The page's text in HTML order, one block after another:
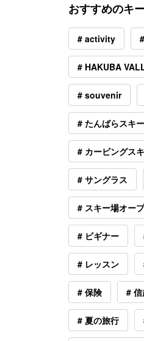
おすすめのキ
# activity
# HAKUBA
# souvenir
# たんばらスキ
# カービングス
# サングラス
# スキー場オー
# ビギナー
# レッスン
# 保険 #
# 夏の旅行